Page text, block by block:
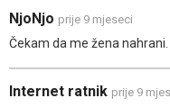
NjoNjo prije 9 mjeseci
Čekam da me žena nahrani.
Internet ratnik prije 9